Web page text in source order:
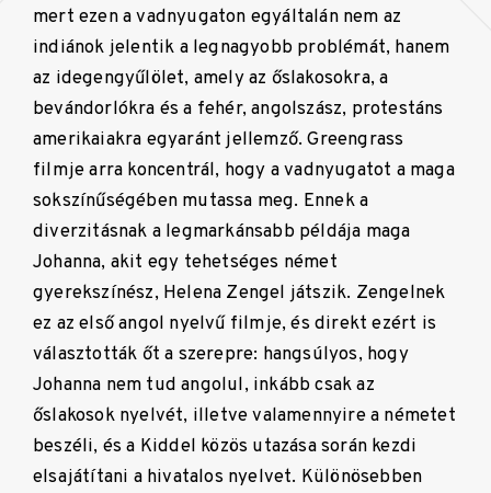
mert ezen a vadnyugaton egyáltalán nem az
indiánok jelentik a legnagyobb problémát, hanem
az idegengyűlölet, amely az őslakosokra, a
bevándorlókra és a fehér, angolszász, protestáns
amerikaiakra egyaránt jellemző. Greengrass
filmje arra koncentrál, hogy a vadnyugatot a maga
sokszínűségében mutassa meg. Ennek a
diverzitásnak a legmarkánsabb példája maga
Johanna, akit egy tehetséges német
gyerekszínész, Helena Zengel játszik. Zengelnek
ez az első angol nyelvű filmje, és direkt ezért is
választották őt a szerepre: hangsúlyos, hogy
Johanna nem tud angolul, inkább csak az
őslakosok nyelvét, illetve valamennyire a németet
beszéli, és a Kiddel közös utazása során kezdi
elsajátítani a hivatalos nyelvet. Különösebben